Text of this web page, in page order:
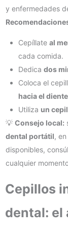
y enfermedades
Cepíllate al
cada comida.
Dedica dos
Coloca el
hacia el diente
Utiliza un
💡 Consejo local:
dental portátil,
disponibles,
cualquier
Cepillos
dental: el